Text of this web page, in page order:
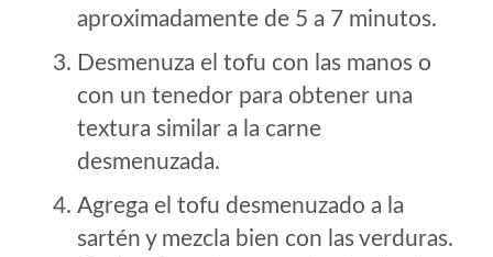
aproximadamente de 5 a 7 minutos.
Desmenuza el tofu con las manos o
con un tenedor para obtener una
textura similar a la carne
desmenuzada.
Agrega el tofu desmenuzado a la
sartén y mezcla bien con las verduras.